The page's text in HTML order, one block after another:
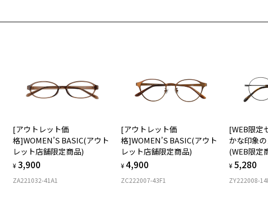
ウエリントン
フロント素材
[アウトレット価
格]WOMEN’S BASIC(アウト
レット店舗限定商品)
¥ 3,900
ZA221032-41A1
[アウトレット価
格]WOMEN’S BASIC(アウト
レット店舗限定商品)
¥4,900
ZC222007-43F1
[WEB限定
かな印象
(WEB限定
¥ 5,280
ZY222008-